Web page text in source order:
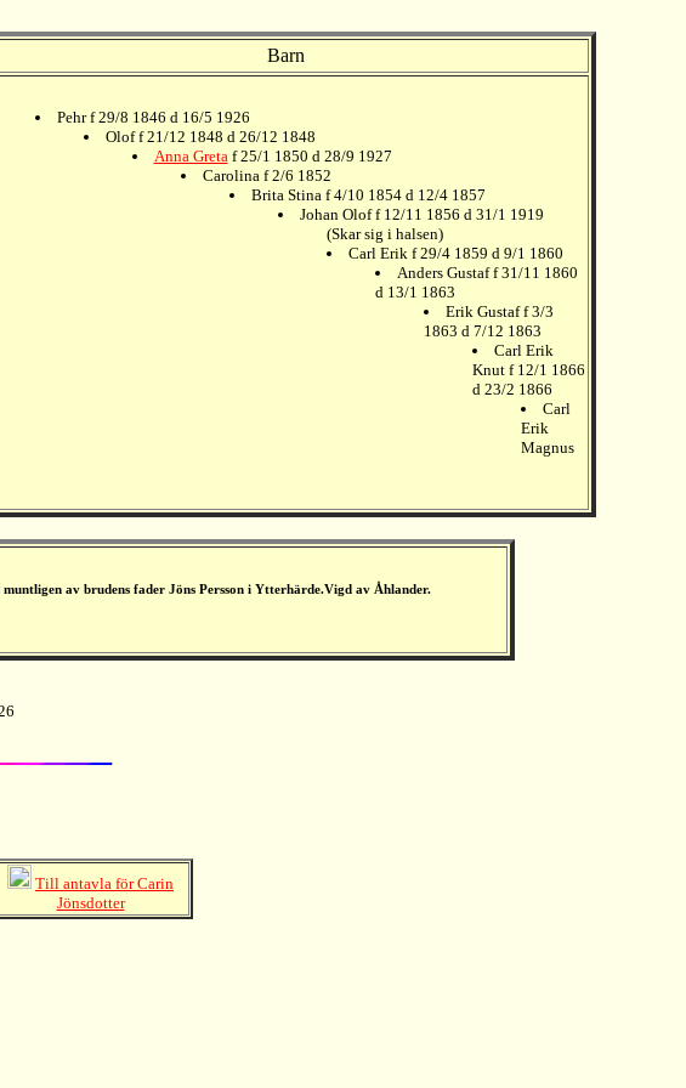
Barn
Pehr f 29/8 1846 d 16/5 1926
Olof f 21/12 1848 d 26/12 1848
Anna Gretaf 25/1 1850 d 28/9 1927
Carolina f 2/6 1852
Brita Stina f 4/10 1854 d 12/4 1857
Johan Olof f 12/11 1856 d 31/1 1919
(Skar sig i halsen)
Carl Erik f 29/4 1859 d 9/1 1860
Anders Gustaf f 31/11 1860
d 13/1 1863
Erik Gustaf f 3/3
1863 d 7/12 1863
Carl Erik
Knut f 12/1 1866
d 23/2 1866
Carl
Erik
Magnus
av brudens fader Jöns Persson i Ytterhärde.Vigd av Åhlander.
Till antavla för Carin
Jönsdotter